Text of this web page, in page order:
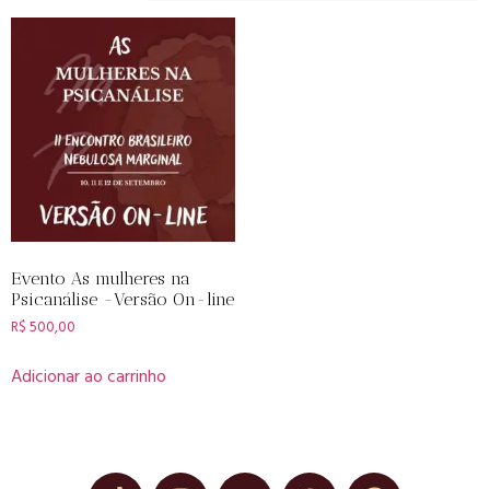
Evento As mulheres na
Psicanálise -Versão On-line
R$500,00
Adicionar ao carrinho